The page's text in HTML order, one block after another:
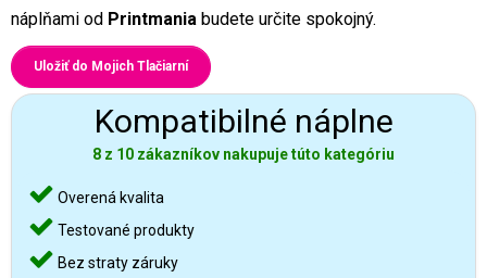
náplňami od Printmania budete určite spokojný.
Uložiť do Mojich Tlačiarní
Kompatibilné náplne
8 z 10 zákazníkov nakupuje túto kategóriu
Overená kvalita
Testované produkty
Bez straty záruky